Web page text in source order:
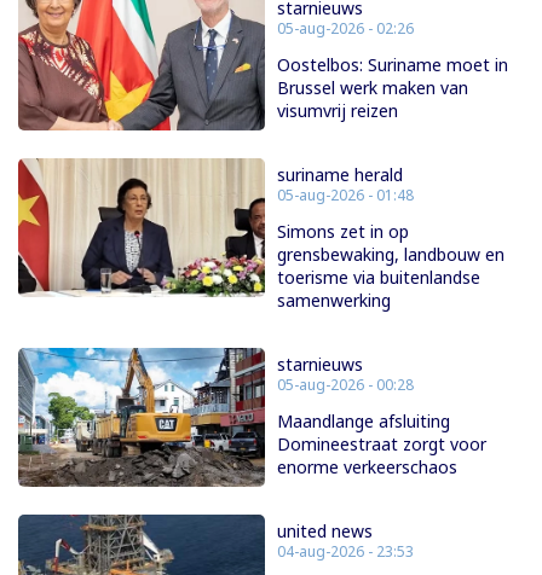
starnieuws
05-aug-2026 - 02:26
Oostelbos: Suriname moet in
Brussel werk maken van
visumvrij reizen
suriname herald
05-aug-2026 - 01:48
Simons zet in op
grensbewaking, landbouw en
toerisme via buitenlandse
samenwerking
starnieuws
05-aug-2026 - 00:28
Maandlange afsluiting
Domineestraat zorgt voor
enorme verkeerschaos
united news
04-aug-2026 - 23:53